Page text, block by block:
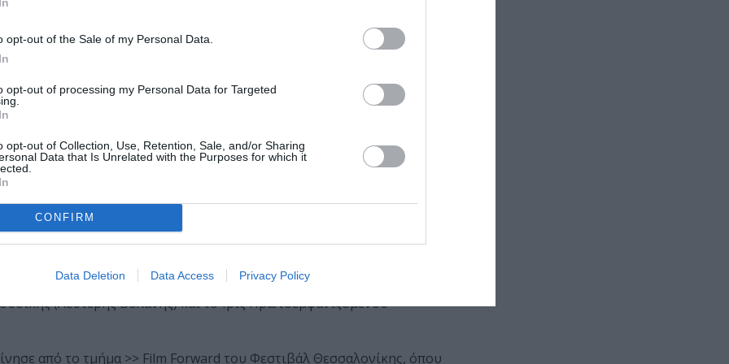
opt-out of the Sale of my Personal Data.
opt-out of processing my Personal Data for Targeted
opt-out of Collection, Use, Retention, Sale, and/or Sharing
Data that Is Unrelated with the Purposes for which it
CONFIRM
Data Deletion Data Access Privacy Policy
διεθνούς ταινίας, το βραβείο καλύτερης ευρωπαϊκής ταινίας και
μια γυναίκα και ένας άνδρας αποφασίζουν να περιπλανηθούν μαζί
μεταλλικό κουτί. Ένα συγκινητικό και τρυφερό road movie με
της Έλενας Τοπαλίδου και του Αντώνη Τσιοτσιόπουλου, η χημεία
μεγάλη επιτυχία στις αίθουσες αυτή τη στιγμή, κέρδισε
θριαμβεύοντας με 5 βραβεία.
Ταινίας Μυθοπλασίας. Τα «Μαγνητικά Πεδία» κέρδισαν ακόμα τα
πρωταγωνιστές της ταινίας, Αντώνη Τσιοτσιόπουλο και Έλενα
(Λευτέρης Βολάνης) και το Ίρις Πρωτοεμφανιζόμενου
από το τμήμα >> Film Forward του Φεστιβάλ Θεσσαλονίκης, όπου